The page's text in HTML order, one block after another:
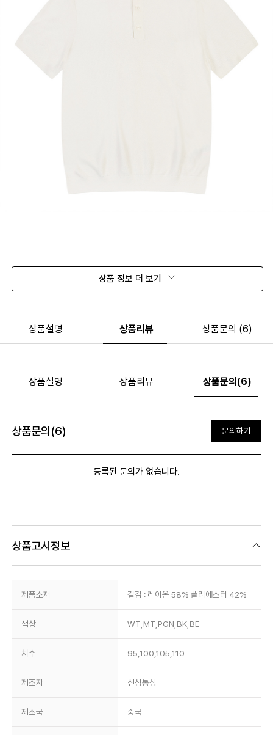
상품 정보 더 보기
상품설명 상품리뷰 상품문의 (6)
상품설명 상품리뷰 상품문의(6)
상품문의(6) 문의하기
등록된 문의가 없습니다.
상품고시정보
제품소재 겉감 : 레이온 58% 폴리에스터 42%
색상 WT,MT,PGN,BK,BE
치수 95,100,105,110
제조자 신성통상
제조국 중국